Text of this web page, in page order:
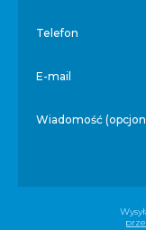
Telefon
E-mail
Wiadomość